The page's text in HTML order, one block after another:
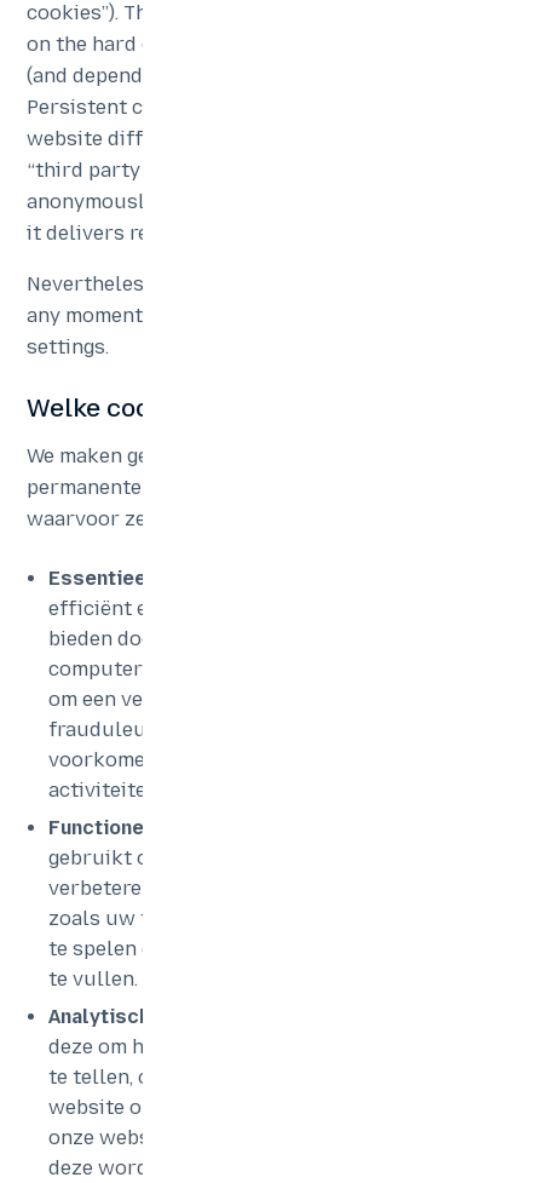
cookies”). They are stored
on the hard drive of a computer or other device
(and depend, in general, on its preset lifecycle).
Persistent cookies include cookies placed by a
website different than our Website also known as
“third party cookies”, which may be used
anonymously to memorize your interests, so that
it delivers relevant advertising content.
Nevertheless, cookies may be deleted by you at
any moment by accessing the browser
settings.
Welke cookies gebruiken wij?
We maken gebruik van sessiecookies en
permanente cookies. Afhankelijk van het doel
waarvoor ze worden gebruikt, kunnen cookies:
Essentieel
efficiënt en snel te laden en functies aan te
bieden door de werklast over meerdere
computers te verdelen, om je te authenticeren,
om een veilige verbinding te garanderen, om
frauduleus gebruik van je account te
voorkomen en om andere kwaadwillige
activiteiten op de website op te sporen.
Functionele cookies
gebruikt om uw gebruikerservaring te
verbeteren en om uw voorkeuren te onthouden,
zoals uw taalvoorkeur, en om media-inhoud af
te spelen of formulieren automatisch voor u in
te vullen.
Analytische/prestatiecookies
deze om het aantal gebruikers op onze website
te tellen, om u te herkennen wanneer u de
website opnieuw bezoekt en om uw ervaring op
onze website te verbeteren op basis van hoe
deze wordt gebruikt. Deze cookies helpen ons